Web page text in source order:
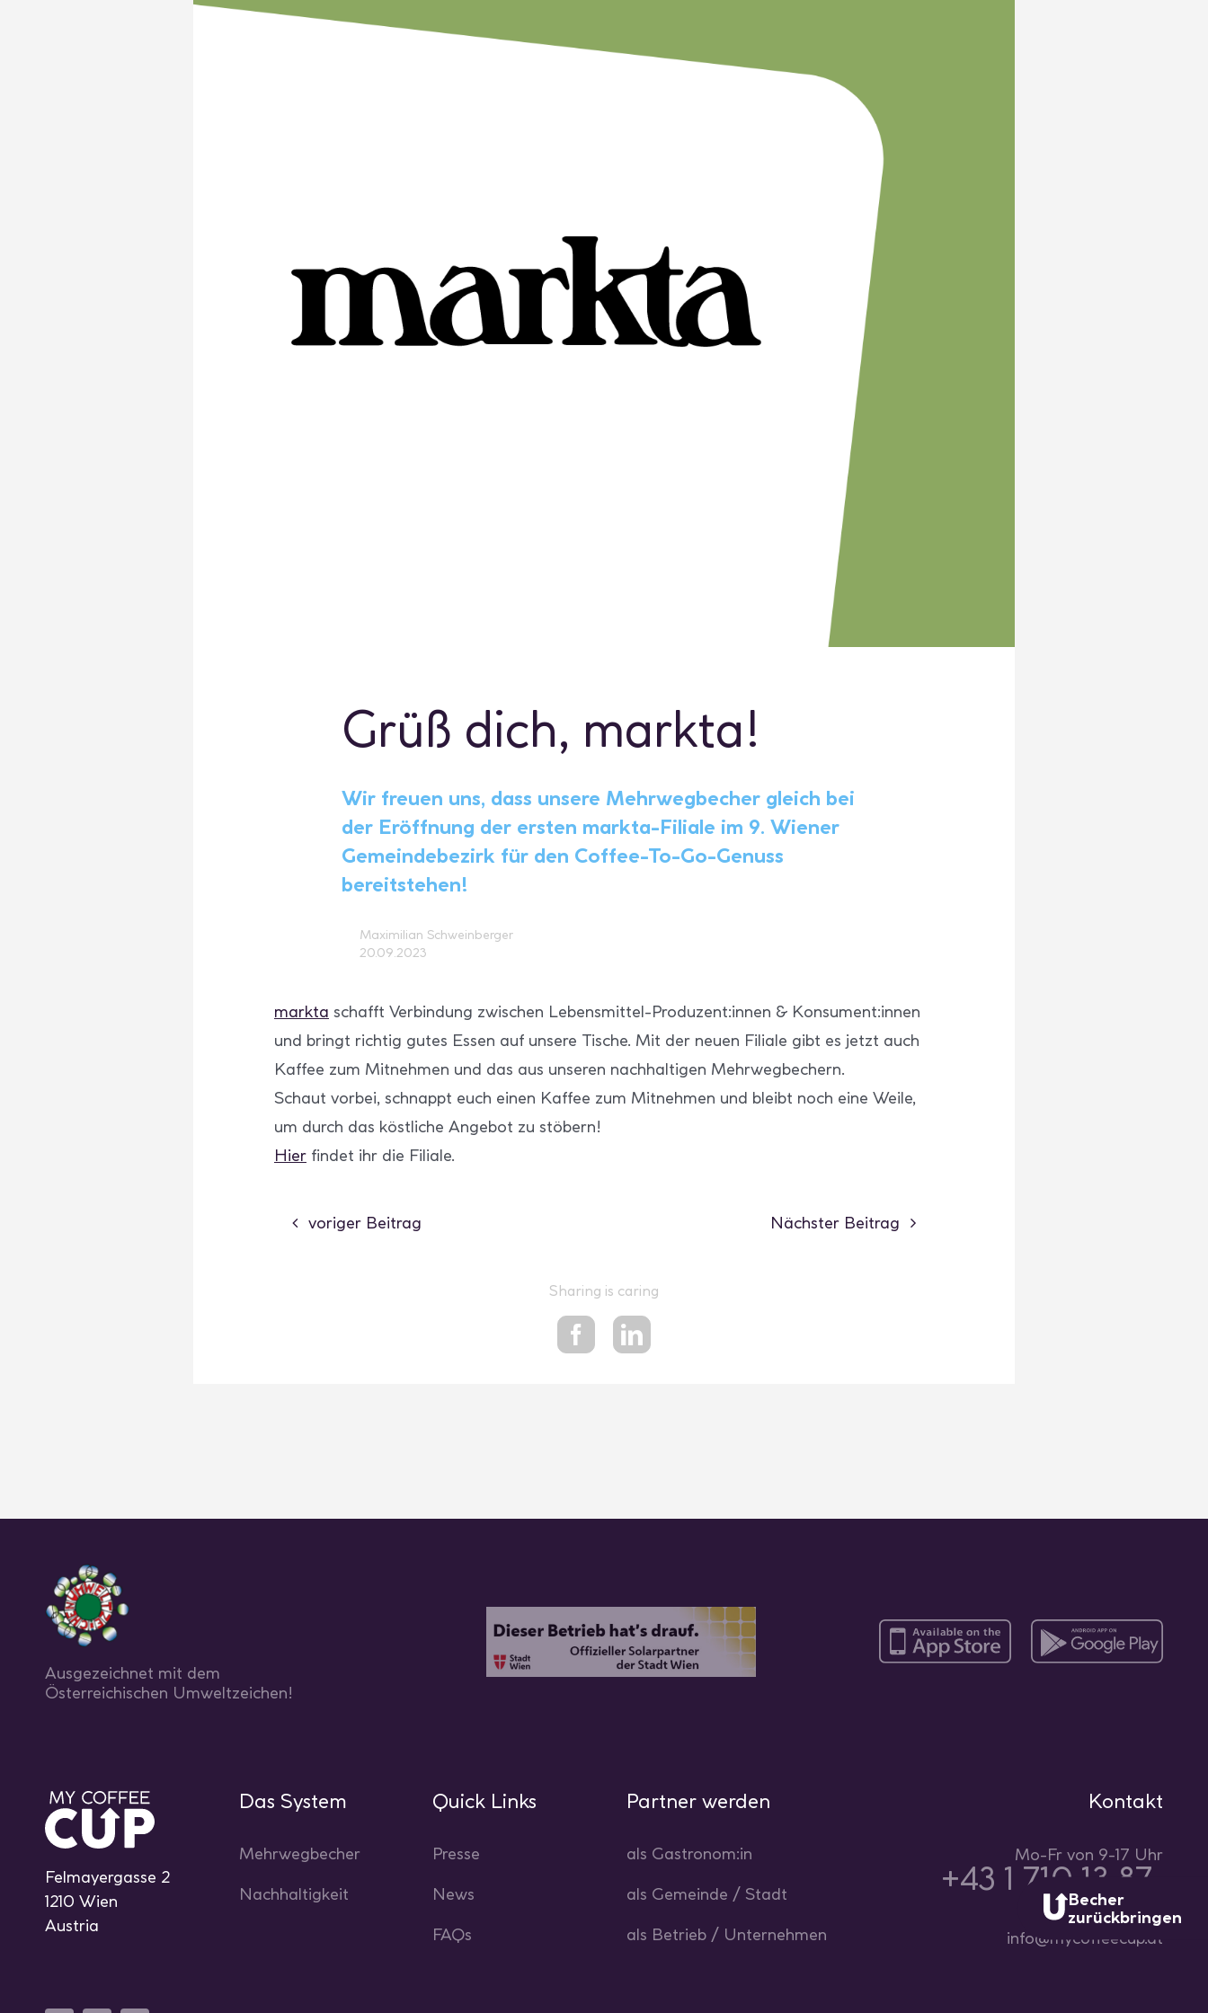
Grüß dich, markta!
Wir freuen uns, dass unsere Mehrwegbecher gleich bei
der Eröffnung der ersten markta-Filiale im 9. Wiener
Gemeindebezirk für den Coffee-To-Go-Genuss
bereitstehen!
Maximilian Schweinberger
20.09.2023
markta schafft Verbindung zwischen Lebensmittel-Produzent:innen & Konsument:innen
und bringt richtig gutes Essen auf unsere Tische. Mit der neuen Filiale gibt es jetzt auch
Kaffee zum Mitnehmen und das aus unseren nachhaltigen Mehrwegbechern.
Schaut vorbei, schnappt euch einen Kaffee zum Mitnehmen und bleibt noch eine Weile,
um durch das köstliche Angebot zu stöbern!
Hierfindet ihr die Filiale.
voriger Beitrag Nächster Beitrag
Sharing is caring
Ausgezeichnet mit dem
Österreichischen Umweltzeichen!
Felmayergasse 2
1210 Wien
Austria
Das System
Mehrwegbecher
Nachhaltigkeit
Quick Links
Presse
News
FAQs
Partner werden
als Gastronom:in
als Gemeinde / Stadt
als Betrieb / Unternehmen
Kontakt
Mo-Fr von 9-17 Uhr
+43 1 710 13 87-
777
info@mycoffeecup.at
Becher
zurückbringen